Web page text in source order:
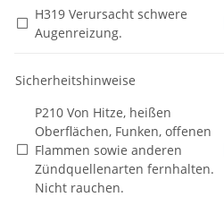
H319 Verursacht schwere
Augenreizung.
Sicherheitshinweise
P210 Von Hitze, heißen
Oberflächen, Funken, offenen
Flammen sowie anderen
Zündquellenarten fernhalten.
Nicht rauchen.